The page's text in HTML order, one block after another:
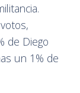
de Diego
un 1% de